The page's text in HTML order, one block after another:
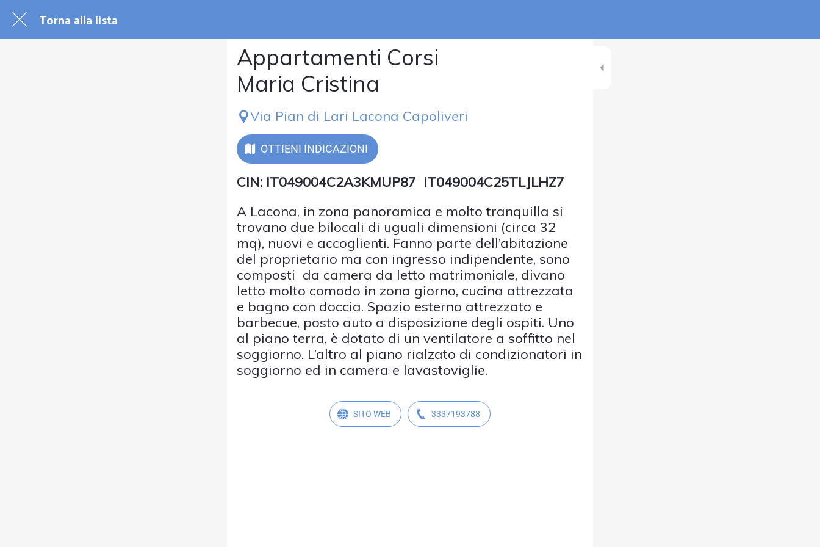
Torna alla lista
Appartamenti Corsi
Maria Cristina
Via Pian di Lari Lacona Capoliveri
OTTIENI INDICAZIONI
CIN: IT049004C2A3KMUP87 IT049004C25TLJLHZ7
A Lacona, in zona panoramica e molto tranquilla si
trovano due bilocali di uguali dimensioni (circa 32
mq), nuovi e accoglienti. Fanno parte dell’abitazione
del proprietario ma con ingresso indipendente, sono
composti da camera da letto matrimoniale, divano
letto molto comodo in zona giorno, cucina attrezzata
e bagno con doccia. Spazio esterno attrezzato e
barbecue, posto auto a disposizione degli ospiti. Uno
al piano terra, è dotato di un ventilatore a soffitto nel
soggiorno. L’altro al piano rialzato di condizionatori in
soggiorno ed in camera e lavastoviglie.
SITO WEB 3337193788